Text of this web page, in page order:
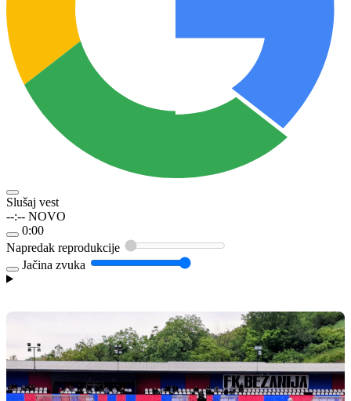
Slušaj vest
--:-- NOVO
0:00
Napredak reprodukcije
Jačina zvuka